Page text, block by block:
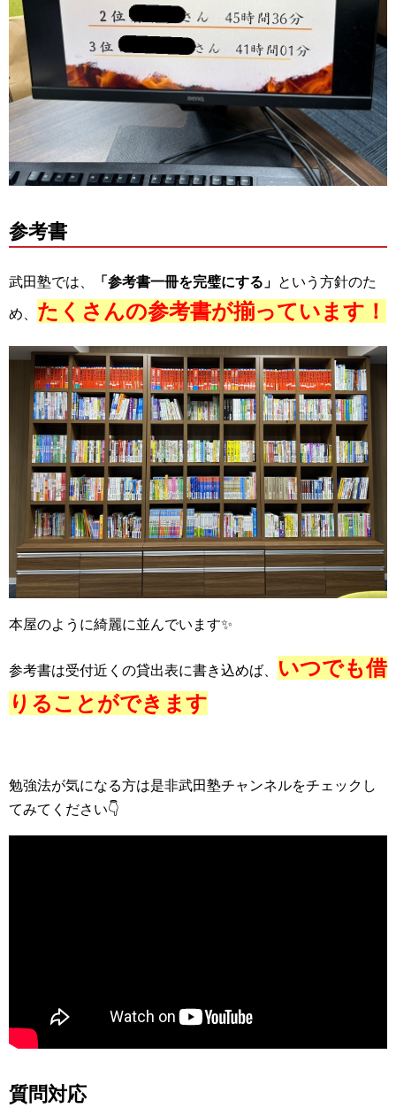
参考書
武田塾では、 「参考書一冊を完璧にする」 という方針のた
め、 たくさんの参考書が揃っています！
本屋のように綺麗に並んでいます✨
参考書は受付近くの貸出表に書き込めば、
いつでも借
りることができます
勉強法が気になる方は是非武田塾チャンネルをチェックし
てみてください👇
質問対応